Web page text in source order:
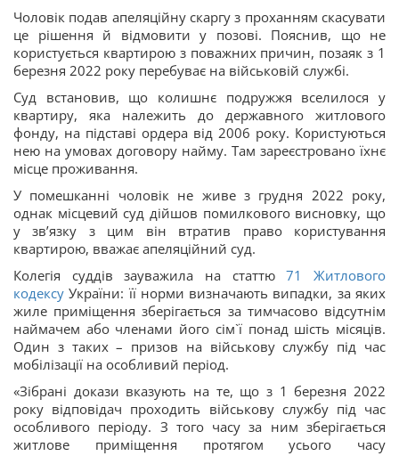
Чоловік подав апеляційну скаргу з проханням скасувати
це рішення й відмовити у позові. Пояснив, що не
користується квартирою з поважних причин, позаяк з 1
березня 2022 року перебуває на військовій службі.
Суд встановив, що колишнє подружжя вселилося у
квартиру, яка належить до державного житлового
фонду, на підставі ордера від 2006 року. Користуються
нею на умовах договору найму. Там зареєстровано їхнє
місце проживання.
У помешканні чоловік не живе з грудня 2022 року,
однак місцевий суд дійшов помилкового висновку, що
у зв’язку з цим він втратив право користування
квартирою, вважає апеляційний суд.
Колегія суддів зауважила на статтю71Житлового
кодексу України: її норми визначають випадки, за яких
жиле приміщення зберігається за тимчасово відсутнім
наймачем або членами його сім`ї понад шість місяців.
Один з таких – призов на військову службу під час
мобілізації на особливий період.
«Зібрані докази вказують на те, що з 1 березня 2022
року відповідач проходить військову службу під час
особливого періоду. З того часу за ним зберігається
житлове приміщення протягом усього часу